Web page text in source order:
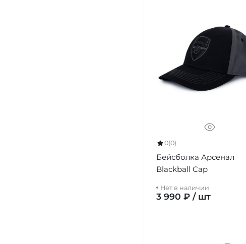
0(0)
Бейсболка Арсенал
Blackball Cap
Нет в наличии
3 990 ₽ / шт